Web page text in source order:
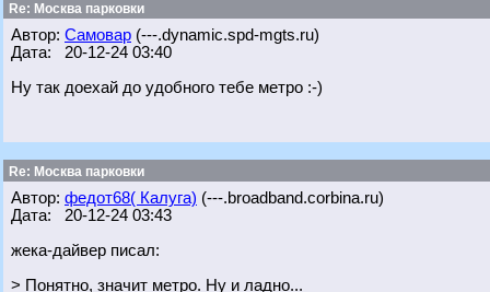
Re: Москва парковки
Автор: Самовар (---.dynamic.spd-mgts.ru)
Дата: 20-12-24 03:40
Ну так доехай до удобного тебе метро :-)
Re: Москва парковки
Автор: федот68( Калуга) (---.broadband.corbina.ru)
Дата: 20-12-24 03:43
жека-дайвер писал:
> Понятно, значит метро. Ну и ладно...